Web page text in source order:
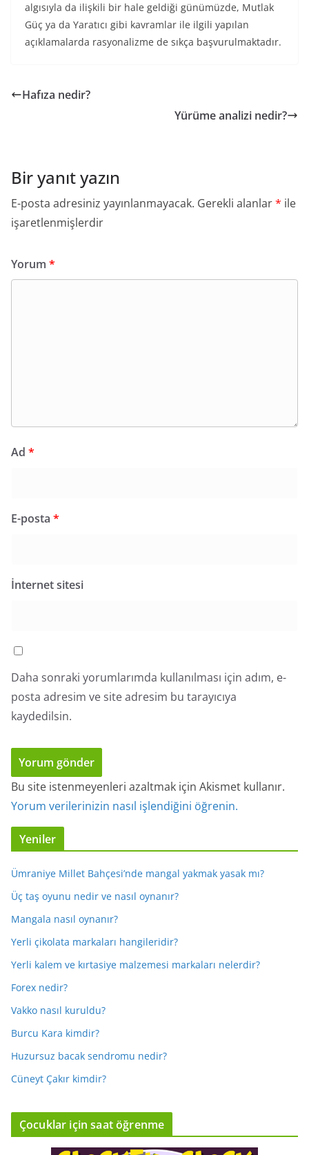
algısıyla da ilişkili bir hale geldiği günümüzde, Mutlak
Güç ya da Yaratıcı gibi kavramlar ile ilgili yapılan
açıklamalarda rasyonalizme de sıkça başvurulmaktadır.
Hafıza nedir?
Yürüme analizi nedir?
Bir yanıt yazın
E-posta adresiniz yayınlanmayacak. Gerekli alanlar* ile
işaretlenmişlerdir
Yorum *
Ad *
E-posta *
İnternet sitesi
Daha sonraki yorumlarımda kullanılması için adım, e-
posta adresim ve site adresim bu tarayıcıya
kaydedilsin.
Bu site istenmeyenleri azaltmak için Akismet kullanır.
Yorum verilerinizin nasıl işlendiğini öğrenin.
Yeniler
Ümraniye Millet Bahçesi’nde mangal yakmak yasak mı?
Üç taş oyunu nedir ve nasıl oynanır?
Mangala nasıl oynanır?
Yerli çikolata markaları hangileridir?
Yerli kalem ve kırtasiye malzemesi markaları nelerdir?
Forex nedir?
Vakko nasıl kuruldu?
Burcu Kara kimdir?
Huzursuz bacak sendromu nedir?
Cüneyt Çakır kimdir?
Çocuklar için saat öğrenme